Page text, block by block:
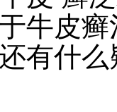
牛皮
有什